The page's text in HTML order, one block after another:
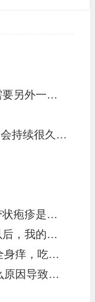
，那就是病毒
发。要当病症来处理。
毒反应吗?
痛和其他症状有多少与狗咬有关？
过敏有关。请问你怎么看？
？以及慢性唇疱疹？